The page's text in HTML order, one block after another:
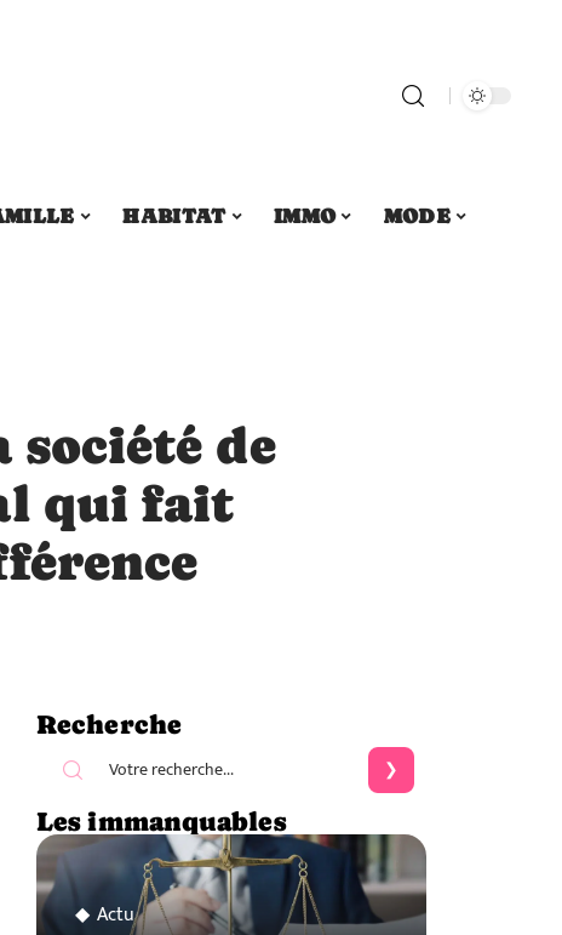
HABITAT IMMO
MODE
société de
qui fait
Recherche
Les immanquables
Actu